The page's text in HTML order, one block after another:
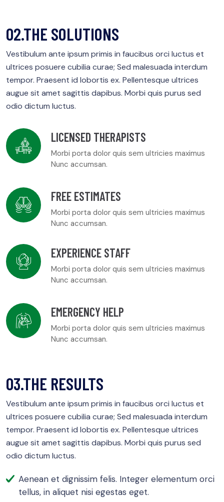
02.THE SOLUTIONS
Vestibulum ante ipsum primis in faucibus orci luctus et
ultrices posuere cubilia curae; Sed malesuada interdum
tempor. Praesent id lobortis ex. Pellentesque ultrices
augue sit amet sagittis dapibus. Morbi quis purus sed
odio dictum luctus.
LICENSED THERAPISTS
Morbi porta dolor quis sem ultricies maximus
Nunc accumsan.
FREE ESTIMATES
Morbi porta dolor quis sem ultricies maximus
Nunc accumsan.
EXPERIENCE STAFF
Morbi porta dolor quis sem ultricies maximus
Nunc accumsan.
EMERGENCY HELP
Morbi porta dolor quis sem ultricies maximus
Nunc accumsan.
03.THE RESULTS
Vestibulum ante ipsum primis in faucibus orci luctus et
ultrices posuere cubilia curae; Sed malesuada interdum
tempor. Praesent id lobortis ex. Pellentesque ultrices
augue sit amet sagittis dapibus. Morbi quis purus sed
odio dictum luctus.
Aenean et dignissim felis. Integer elementum orci
tellus, in aliquet nisi egestas eget.